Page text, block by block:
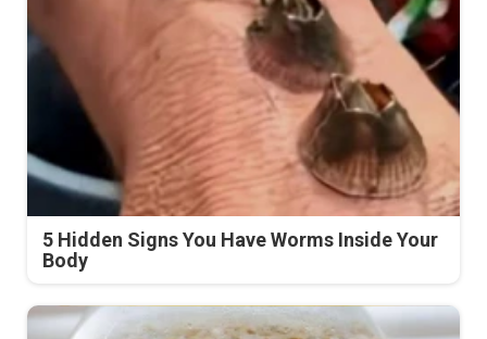
5 Hidden Signs You Have Worms Inside Your
Body